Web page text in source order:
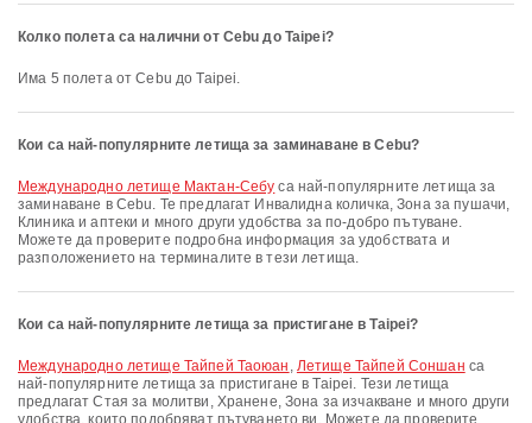
Колко полета са налични от Cebu до Taipei?
Има 5 полета от Cebu до Taipei.
Кои са най-популярните летища за заминаване в Cebu?
Международно летище Мактан-Себу са най-популярните летища за
заминаване в Cebu. Те предлагат Инвалидна количка, Зона за пушачи,
Клиника и аптеки и много други удобства за по-добро пътуване.
Можете да проверите подробна информация за удобствата и
разположението на терминалите в тези летища.
Кои са най-популярните летища за пристигане в Taipei?
Международно летище Тайпей Таоюан , Летище Тайпей Соншан са
най-популярните летища за пристигане в Taipei. Тези летища
предлагат Стая за молитви, Хранене, Зона за изчакване и много други
удобства, които подобряват пътуването ви. Можете да проверите